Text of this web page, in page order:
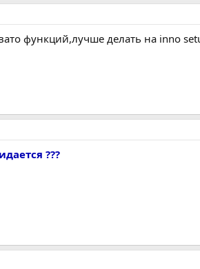
функций,лучше делать на inno
???